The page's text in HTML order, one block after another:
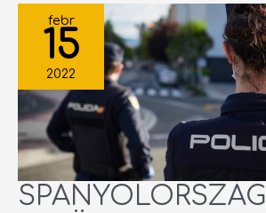
febr
15
2022
SPANYOLORSZÁG
SPANYOLORSZÁG
ELTÖRLI
A
MAGASSÁGI
KÖVETELMÉNYT
A
RENDŐRSÉGI
FELVÉTELIN